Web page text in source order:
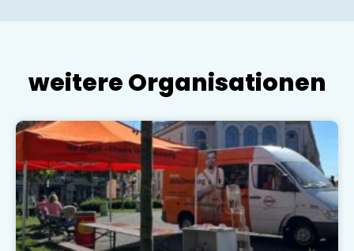
weitere Organisationen